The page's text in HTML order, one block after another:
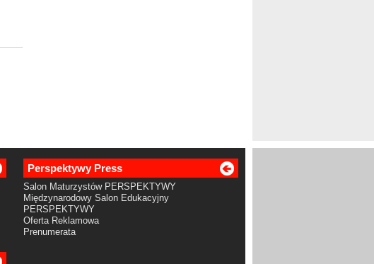
Perspektywy Press
Salon Maturzystów PERSPEKTYWY
Międzynarodowy Salon Edukacyjny
PERSPEKTYWY
Oferta Reklamowa
Prenumerata